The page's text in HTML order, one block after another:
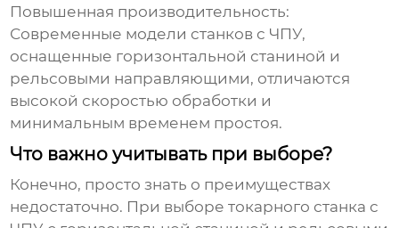
Повышенная производительность:
Современные модели станков с ЧПУ,
оснащенные горизонтальной станиной и
рельсовыми направляющими, отличаются
высокой скоростью обработки и
минимальным временем простоя.
Что важно учитывать при выборе?
Конечно, просто знать о преимуществах
недостаточно. При выборетокарного станка с